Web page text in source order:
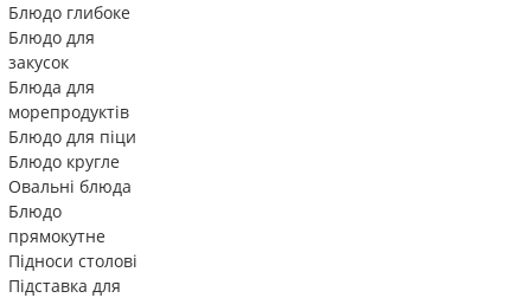
Блюдо глибоке
Блюдо для
закусок
Блюда для
морепродуктів
Блюдо для піци
Блюдо кругле
Овальні блюда
Блюдо
прямокутне
Підноси столові
Підставка для